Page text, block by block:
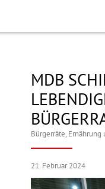
MDB
Bürgerräte, Ernährung
21. Februar 2024